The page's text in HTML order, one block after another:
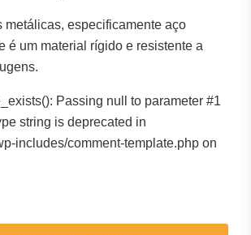
metálicas, especificamente aço
é um material rígido e resistente a
Passing null to parameter #1
string is deprecated in
includes/comment-template.php on